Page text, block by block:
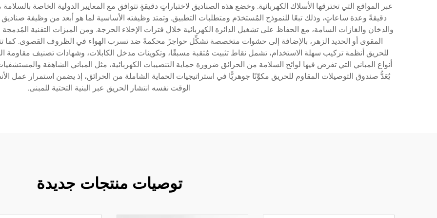
دقيقةً وعدة ساعاتٍ، وذلك تبعًا للنموذج المُستخدَم ومتطلبات التطبيق. وتمتد وظيفته الأساسية لما هو أبعد من وظيفة
والدخان والغازات السامة، مع الحفاظ على تشغيل الدائرة الكهربائية خلال فترات الإخلاء الحرجة. ومن الميزات التقنية
المقوى أو الحديد الزهر، بالإضافة إلى حشوات متخصصة تشكِّل حواجزَ محكمةً ضد تسرب الهواء في الظروف القصوى. كما
للحريق أنظمة تركيب سهلة الاستخدام، تشمل نقاط تثبيت مُثقبة مسبقًا، وتكوينات مدخل الكابلات، وشهادات تصنيف
أنواع المباني التي تفرض فيها لوائح السلامة من الحرائق ضرورة حماية التنصيبات الكهربائية، مثل المباني الشاهقة
يُعَدُّ صندوق التوصيلات المقاوم للحريق مكوِّنًا جوهريًّا في استراتيجيات الحماية الشاملة من الحرائق، إذ يضمن استمرار عمل
الوقت نفسه انتشار الحريق عبر البنية التحتية للمبنى.
توصيات منتجات جديدة